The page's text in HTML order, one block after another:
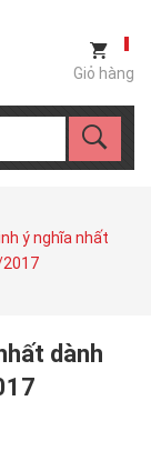
Giỏ hàng
ý nghĩa nhất
dành